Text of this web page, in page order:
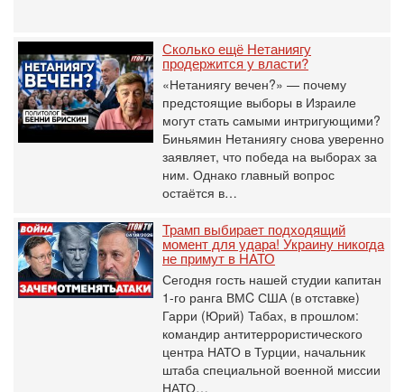
Сколько ещё Нетаниягу
продержится у власти?
«Нетаниягу вечен?» — почему
предстоящие выборы в Израиле
могут стать самыми интригующими?
Биньямин Нетаниягу снова уверенно
заявляет, что победа на выборах за
ним. Однако главный вопрос
остаётся в…
Трамп выбирает подходящий
момент для удара! Украину никогда
не примут в НАТО
Сегодня гость нашей студии капитан
1-го ранга ВМC США (в отставке)
Гарри (Юрий) Табах, в прошлом:
командир антитеррористического
центра НАТО в Турции, начальник
штаба специальной военной миссии
НАТО…